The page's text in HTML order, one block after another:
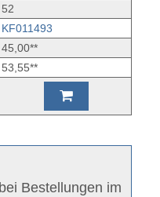
52
KF011493
45,00**
53,55**
Bestellungen im